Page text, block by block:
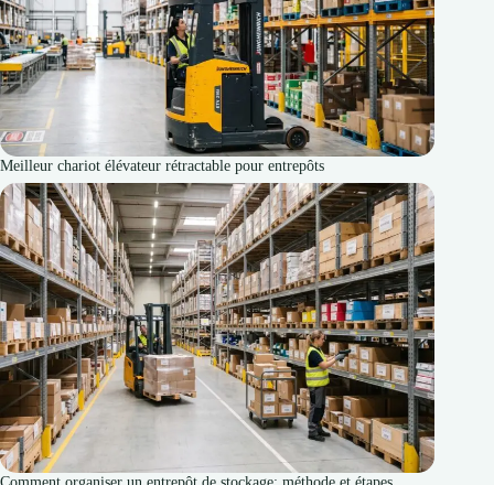
Meilleur chariot élévateur rétractable pour entrepôts